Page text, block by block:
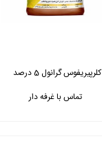
کلرپیریفوس گرانول 5 درصد
تماس با غرفه دار